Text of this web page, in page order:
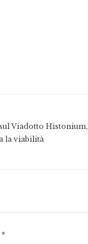
Viadotto Histonium,
la viabilità
*